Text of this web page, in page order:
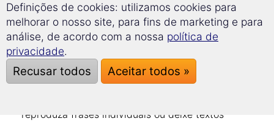
começar.
Leia onde quiser
no seu navegador, em PC, tablet ou smartphone.
Sem aplicação, sem instalação.
Ouça cada frase – ou textos inteiros enquanto
reproduza frases individuais ou deixe textos
Definições de cookies: utilizamos cookies para
melhorar o nosso site, para fins de marketing e para
análise, de acordo com a nossa política de
privacidade.
Recusar todos Aceitar todos »